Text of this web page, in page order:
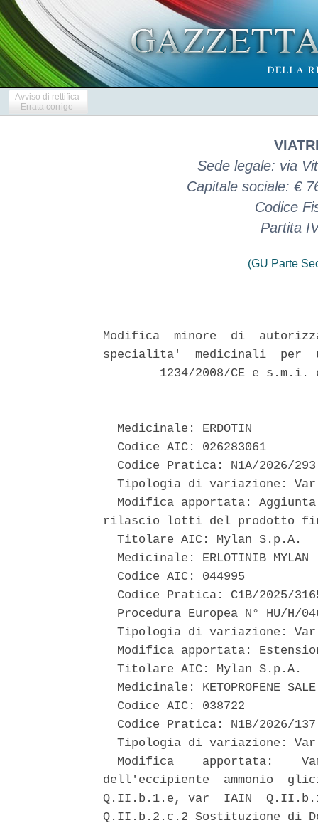
Avviso di rettifica
Errata corrige
Sede legale: via
Capitale sociale: €
Codice
Partita
(GU Parte
Modifica  minore  di
specialita'  medicinali  per
1234/2008/CE e
  Medicinale: ERDOTIN
  Codice AIC: 026283061
Codice Pratica: N1A/2026/
Tipologia di variazione:
Modifica apportata:
rilascio lotti del prodotto
  Titolare AIC: Mylan S.p.A.
  Medicinale: ERLOTINIB MYLAN
  Codice AIC: 044995
Codice Pratica: C1B/2025/
Procedura Europea N° HU/H/
Tipologia di variazione:
Modifica apportata:
  Titolare AIC: Mylan S.p.A.
Medicinale: KETOPROFENE
  Codice AIC: 038722
Codice Pratica: N1B/2026/
Tipologia di variazione:
Modifica    apportata:
dell'eccipiente  ammonio
Q.II.b.1.e, var  IAIN
Q.II.b.2.c.2 Sostituzione di